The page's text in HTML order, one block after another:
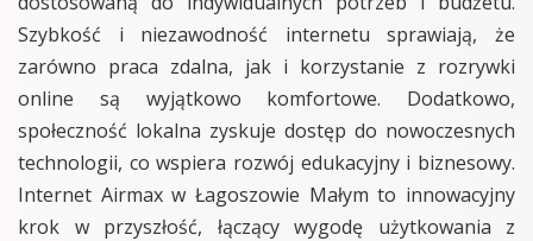
Szybkość i niezawodność internetu sprawiają, że
zarówno praca zdalna, jak i korzystanie z rozrywki
online są wyjątkowo komfortowe. Dodatkowo,
społeczność lokalna zyskuje dostęp do nowoczesnych
technologii, co wspiera rozwój edukacyjny i biznesowy.
Internet Airmax w Łagoszowie Małym to innowacyjny
krok w przyszłość, łączący wygodę użytkowania z